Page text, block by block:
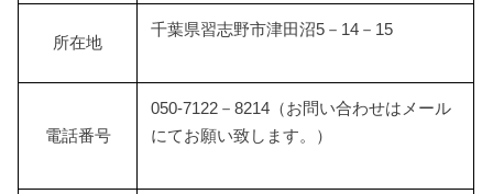
所在地
千葉県習志野市津田沼5－14－15
電話番号
050-7122－8214（お問い合わせはメール
にてお願い致します。）